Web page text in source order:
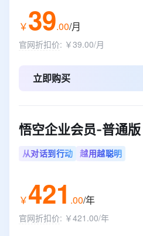
￥39.00/月
官网折扣价: ￥39.00/月
立即购买
悟空企业会员-普通版
从对话到行动 越用越聪明
￥421 .00/年
官网折扣价: ￥421.00/年